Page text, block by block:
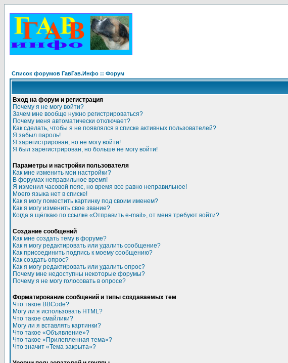
Список форумов ГавГав.Инфо :: Форум
Вход на форум и регистрация
Почему я не могу войти?
Зачем мне вообще нужно регистрироваться?
Почему меня автоматически отключает?
Как сделать, чтобы я не появлялся в списке активных пользователей?
Я забыл пароль!
Я зарегистрирован, но не могу войти!
Я был зарегистрирован, но больше не могу войти!
Параметры и настройки пользователя
Как мне изменить мои настройки?
В форумах неправильное время!
Я изменил часовой пояс, но время все равно неправильное!
Моего языка нет в списке!
Как я могу поместить картинку под своим именем?
Как я могу изменить свое звание?
Когда я щёлкаю по ссылке «Отправить e-mail», от меня требуют войти?
Создание сообщений
Как мне создать тему в форуме?
Как я могу редактировать или удалить сообщение?
Как присоединить подпись к моему сообщению?
Как создать опрос?
Как я могу редактировать или удалить опрос?
Почему мне недоступны некоторые форумы?
Почему я не могу голосовать в опросе?
Форматирование сообщений и типы создаваемых тем
Что такое BBCode?
Могу ли я использовать HTML?
Что такое смайлики?
Могу ли я вставлять картинки?
Что такое «Объявление»?
Что такое «Прилепленная тема»?
Что значит «Тема закрыта»?